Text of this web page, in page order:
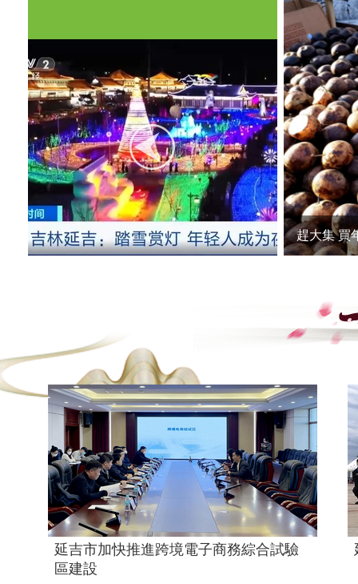
“十一”假
延吉市加快推進跨境電子商務綜合試驗
區建設